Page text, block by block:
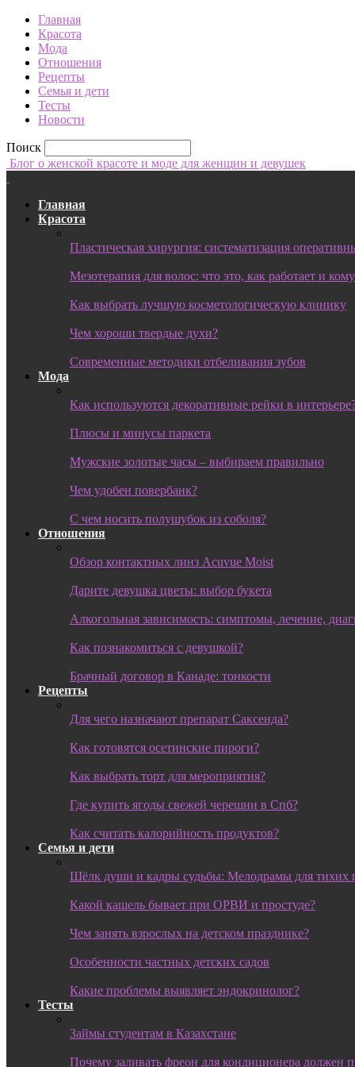
Главная
Красота
Мода
Отношения
Рецепты
Семья и дети
Тесты
Новости
Поиск
Блог о женской красоте и моде для женщин и девушек
Главная
Красота
Пластическая хирургия: систематизация
Мезотерапия для волос: что это, как работает и
Как выбрать лучшую косметологическую клинику
Чем хороши твердые духи?
Современные методики отбеливания зубов
Мода
Как используются декоративные рейки в
Плюсы и минусы паркета
Мужские золотые часы – выбираем правильно
Чем удобен повербанк?
С чем носить полушубок из соболя?
Отношения
Обзор контактных линз Acuvue Moist
Дарите девушка цветы: выбор букета
Алкогольная зависимость: симптомы, лечение,
Как познакомиться с девушкой?
Брачный договор в Канаде: тонкости
Рецепты
Для чего назначают препарат Саксенда?
Как готовятся осетинские пироги?
Как выбрать торт для мероприятия?
Где купить ягоды свежей черешни в Спб?
Как считать калорийность продуктов?
Семья и дети
Шёлк души и кадры судьбы: Мелодрамы для тихих
Какой кашель бывает при ОРВИ и простуде?
Чем занять взрослых на детском празднике?
Особенности частных детских садов
Какие проблемы выявляет эндокринолог?
Тесты
Займы студентам в Казахстане
Почему заливать фреон для кондиционера должен